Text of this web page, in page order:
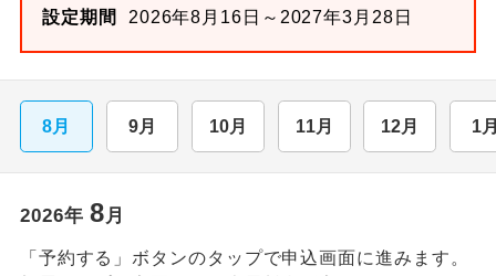
設定期間
2026年8月16日～2027年3月28日
8月 9月 10月 11月 12月 1
2026年 8月
「予約する」ボタンのタップで申込画面に進みます。